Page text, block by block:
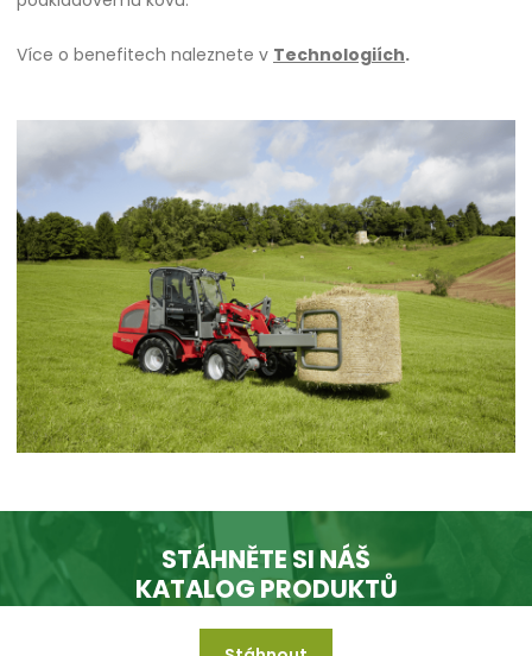
Více o benefitech naleznete v Technologiích.
STÁHNĚTE SI NÁŠ
KATALOG PRODUKTŮ